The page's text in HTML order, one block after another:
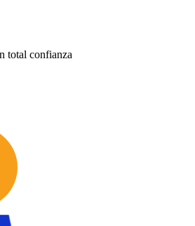
total confianza